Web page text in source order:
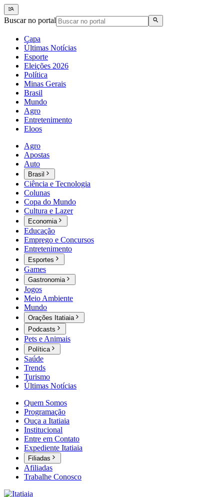
Buscar no portal
Capa
Últimas Notícias
Esporte
Eleições 2026
Política
Minas Gerais
Brasil
Mundo
Agro
Entretenimento
Eloos
Agro
Apostas
Auto
Brasil
Ciência e Tecnologia
Colunas
Copa do Mundo
Cultura e Lazer
Economia
Educação
Emprego e Concursos
Entretenimento
Esportes
Games
Gastronomia
Jogos
Meio Ambiente
Mundo
Orações Itatiaia
Podcasts
Pets e Animais
Política
Saúde
Trends
Turismo
Últimas Notícias
Quem Somos
Programação
Ouça a Itatiaia
Institucional
Entre em Contato
Expediente Itatiaia
Filiadas
Afiliadas
Trabalhe Conosco